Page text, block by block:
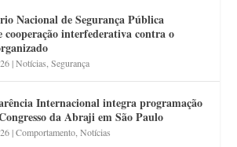
Nacional de Segurança Pública
cooperação interfederativa contra o
|Notícias,Segurança
Internacional integra programação
da Abraji em São Paulo
|Comportamento,Notícias